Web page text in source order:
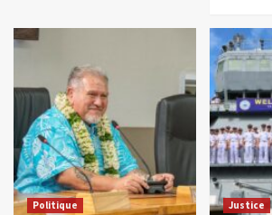
Politique Justice